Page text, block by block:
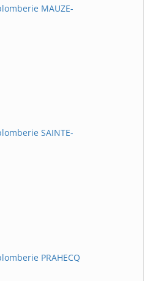
MAUZE-
SAINTE-
PRAHECQ